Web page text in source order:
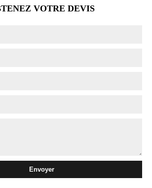
VOTRE DEVIS